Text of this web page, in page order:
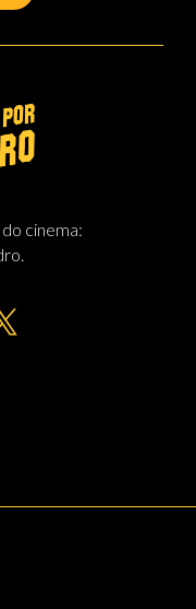
cinema: